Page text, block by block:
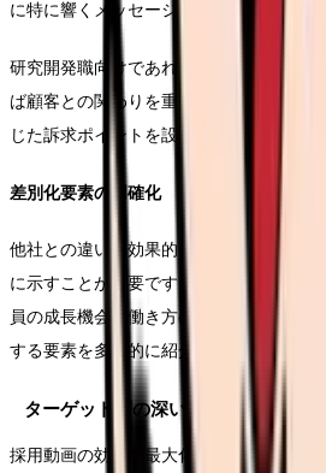
に特に響くメッセージを優先的に組み込
研究開発職向けであれば技術的な挑戦の
ば顧客との関わりを重視したコンテンツ
じた訴求ポイントを設定します。
差別化要素の明確化
他社との違いを効果的に伝えるために、
に示すことが重要です。単なる業界内で
員の成長機会、働き方の特徴、独自の福
する要素を多面的に紹介します。
ターゲット層の深い理解と共感
採用動画の効果を最大化するためには、